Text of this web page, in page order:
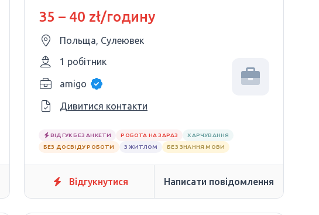
35 – 40 zł/годину
Польща, Сулеювек
1 робітник
amigo
Дивитися контакти
ВІДГУК БЕЗ АНКЕТИ РОБОТА НА ЗАРАЗ
ХАРЧУВАННЯ
БЕЗ ДОСВІДУ РОБОТИ
З ЖИТЛОМ БЕЗ ЗНАННЯ МОВИ
Відгукнутися Написати повідомлення